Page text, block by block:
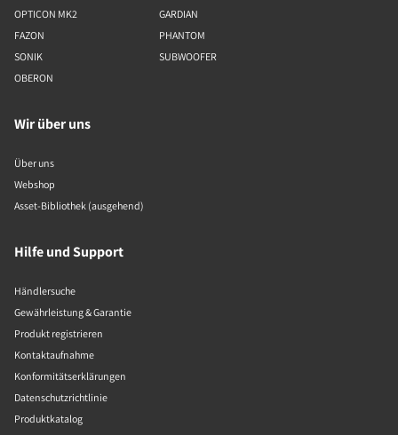
OPTICON MK2
FAZON
SONIK
OBERON
GARDIAN
PHANTOM
SUBWOOFER
Wir über uns
Über uns
Webshop
Asset-Bibliothek (ausgehend)
Hilfe und Support
Händlersuche
Gewährleistung & Garantie
Produkt registrieren
Kontaktaufnahme
Konformitätserklärungen
Datenschutzrichtlinie
Produktkatalog